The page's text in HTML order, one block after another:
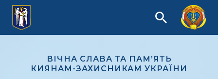
ВІЧНА СЛАВА ТА ПАМ’ЯТЬ
КИЯНАМ-ЗАХИСНИКАМ УКРАЇНИ